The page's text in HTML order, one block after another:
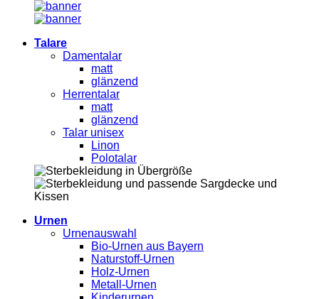
Talare
Damentalar
matt
glänzend
Herrentalar
matt
glänzend
Talar unisex
Linon
Polotalar
Urnen
Urnenauswahl
Bio-Urnen aus Bayern
Naturstoff-Urnen
Holz-Urnen
Metall-Urnen